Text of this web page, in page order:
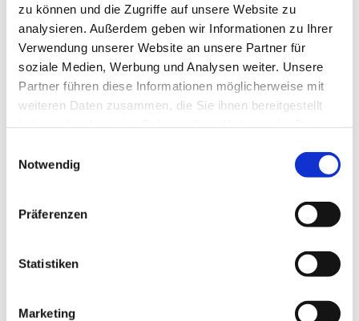
zu können und die Zugriffe auf unsere Website zu
analysieren. Außerdem geben wir Informationen zu Ihrer
Verwendung unserer Website an unsere Partner für
soziale Medien, Werbung und Analysen weiter. Unsere
Partner führen diese Informationen möglicherweise mit
weiteren Daten zusammen, die Sie ihnen bereitgestellt
Notwendig
Präferenzen
Statistiken
Marketing
Donnerstag, 13. Januar 2028,
18:30 Uhr
St. Bonifatius, Bahnhofstraße 38,
44623 Herne